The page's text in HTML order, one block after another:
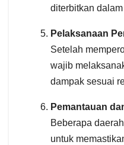
diterbitkan
Pelaksanaan
Setelah
wajib
dampak sesuai
Pemantauan
Beberapa
untuk